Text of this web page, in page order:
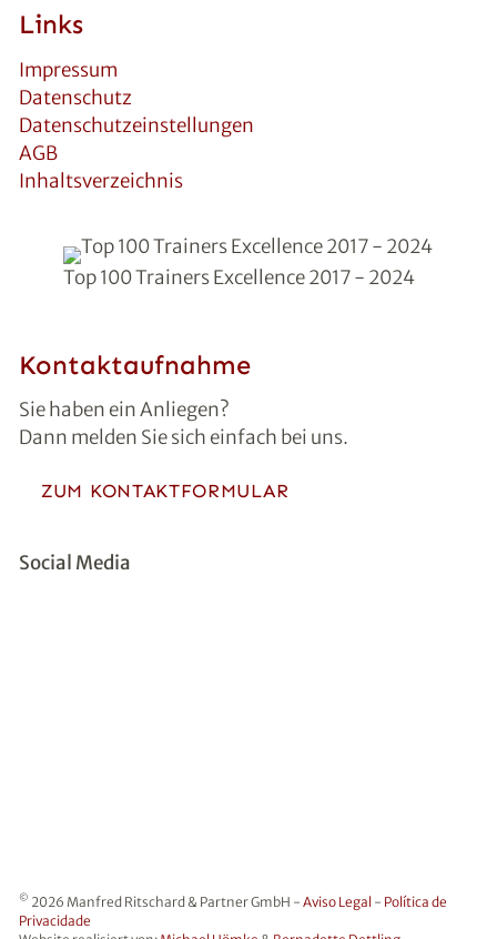
Links
Impressum
Datenschutz
Datenschutzeinstellungen
AGB
Inhaltsverzeichnis
Top 100 Trainers Excellence 2017 - 2024
Kontaktaufnahme
Sie haben ein Anliegen?
Dann melden Sie sich einfach bei uns.
ZUM KONTAKTFORMULAR
Social Media
© 2026 Manfred Ritschard & Partner GmbH - Aviso Legal - Política de
Privacidade